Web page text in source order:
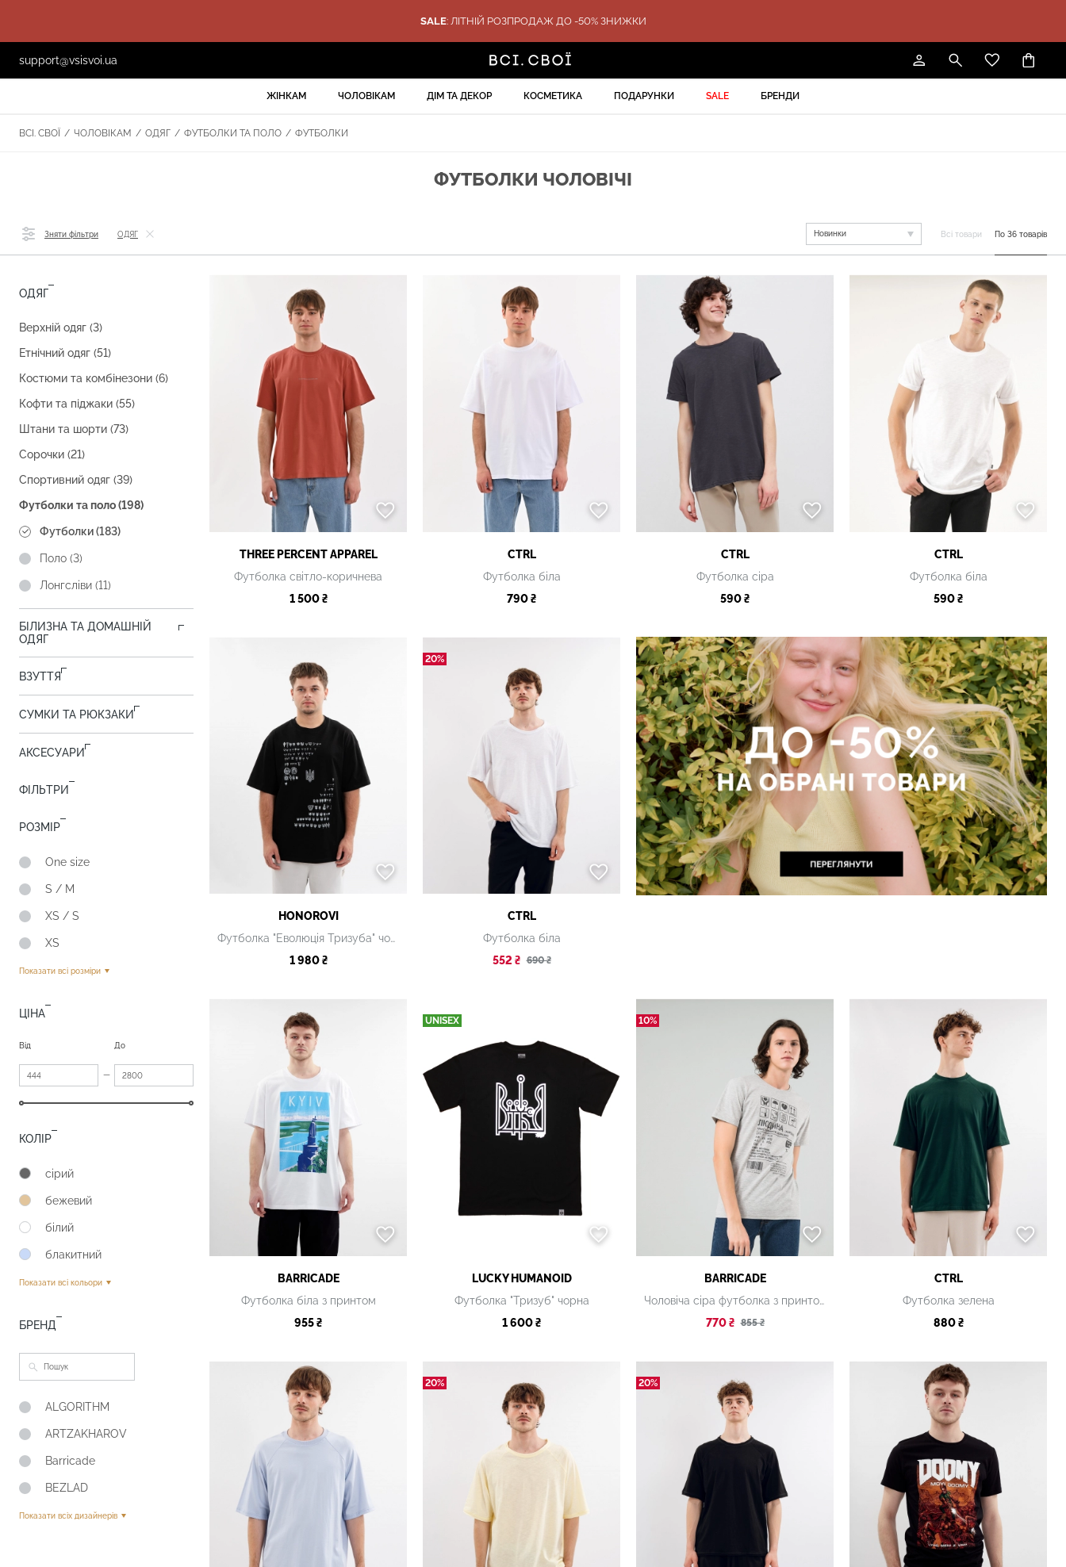
SALE: ЛІТНІЙ РОЗПРОДАЖ ДО -50% ЗНИЖКИ
support@vsisvoi.ua
ЖІНКАМ ЧОЛОВІКАМ ДІМ ТА ДЕКОР КОСМЕТИКА ПОДАРУНКИ SALE БРЕНДИ
ВСІ. СВОЇ / ЧОЛОВІКАМ / ОДЯГ / ФУТБОЛКИ ТА ПОЛО / ФУТБОЛКИ
ФУТБОЛКИ ЧОЛОВІЧІ
Зняти фільтри ОДЯГ Новинки Всі товари По 36 товарів
THREE PERCENT APPAREL
Футболка світло-коричнева
1 500 ₴
CTRL
Футболка біла
790 ₴
CTRL
Футболка сіра
590 ₴
CTRL
Футболка біла
590 ₴
HONOROVI
Футболка "Еволюція Тризуба" чорна
1 980 ₴
20%
CTRL
Футболка біла
552 ₴ 690 ₴
BARRICADE
Футболка біла з принтом
955 ₴
UNISEX
LUCKY НUMANOID
Футболка "Тризуб" чорна
1 600 ₴
10%
BARRICADE
Чоловіча сіра футболка з принтом
770 ₴ 855 ₴
CTRL
Футболка зелена
880 ₴
20% 20%
ОДЯГ
Верхній одяг (3)
Етнічний одяг (51)
Костюми та комбінезони (6)
Кофти та піджаки (55)
Штани та шорти (73)
Сорочки (21)
Спортивний одяг (39)
Футболки та поло (198)
Футболки (183)
Поло (3)
Лонгсліви (11)
БІЛИЗНА ТА ДОМАШНІЙ
ОДЯГ
ВЗУТТЯ
СУМКИ ТА РЮКЗАКИ
АКСЕСУАРИ
ФІЛЬТРИ
РОЗМІР
One size
S / M
XS / S
XS
Показати всі розміри
ЦІНА
Від
—
До
КОЛІР
сірий
бежевий
білий
блакитний
Показати всі кольори
БРЕНД
ALGORITHM
ARTZAKHAROV
Barricade
BEZLAD
Показати всіх дизайнерів